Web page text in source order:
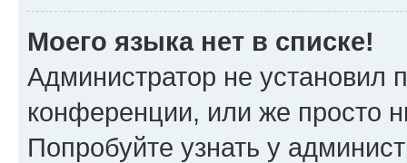
Моего языка нет в списке!
Администратор не установил
конференции, или же просто
Попробуйте узнать у